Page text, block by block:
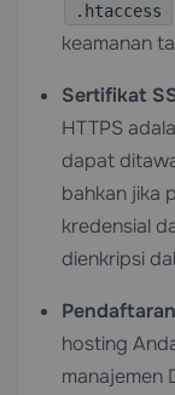
.htaccess
keamanan
Sertifikat
HTTPS
dapat
bahkan jika
kredensial
dienkripsi
hosting
manajemen